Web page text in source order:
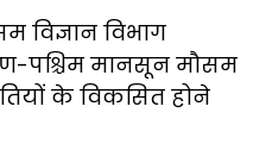
विज्ञान विभाग
पश्चिम मानसून मौसम
के विकसित होने